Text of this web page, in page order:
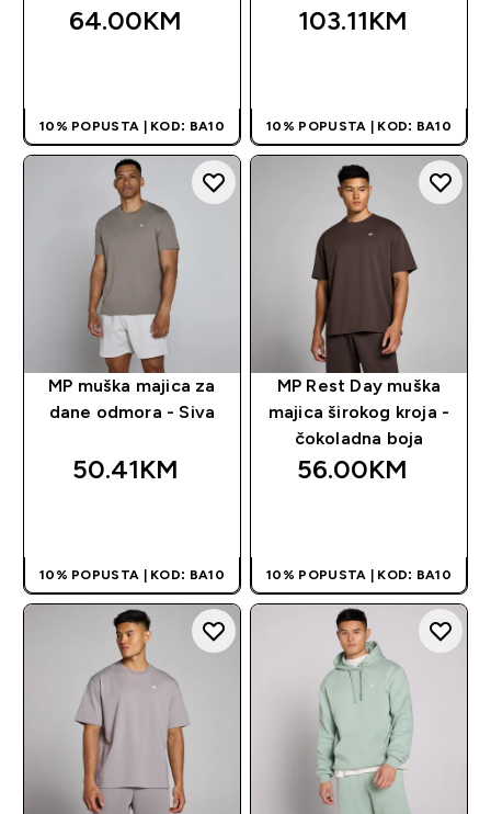
64.00KM‎
10% POPUSTA | KOD: BA10
103.11KM‎
10% POPUSTA | KOD: BA10
MP muška majica za
dane odmora - Siva
50.41KM‎
10% POPUSTA | KOD: BA10
MP Rest Day muška
majica širokog kroja -
čokoladna boja
56.00KM‎
10% POPUSTA | KOD: BA10